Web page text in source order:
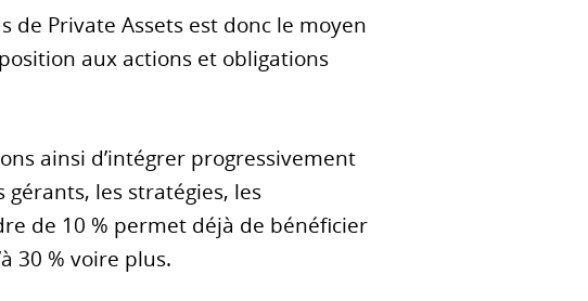
de Private Assets est donc le moyen
aux actions et obligations
ainsi d’intégrer progressivement
les stratégies, les
de 10 % permet déjà de bénéficier
30 % voire plus.